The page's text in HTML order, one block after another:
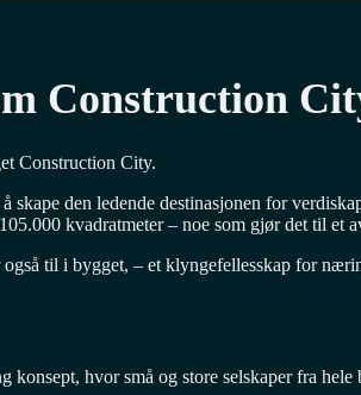
Construction
Construction City.
skape den ledende destinasjonen for
kvadratmeter – noe som gjør det til et
til i bygget, – et klyngefellesskap for
hvor små og store selskaper fra